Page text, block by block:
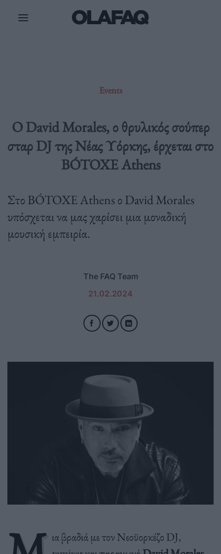
Events
Ο David Morales, ο θρυλικός σούπερ
σταρ DJ της Νέας Υόρκης, έρχεται στο
BÓTOXE Athens
Στο BÓTOXE Athens ο David Morales
υπόσχεται να μας χαρίσει μια μοναδική
μουσική εμπειρία.
The FAQ Team
21.02.2024
ια βραδιά με τον Νεοϋορκέζο DJ,